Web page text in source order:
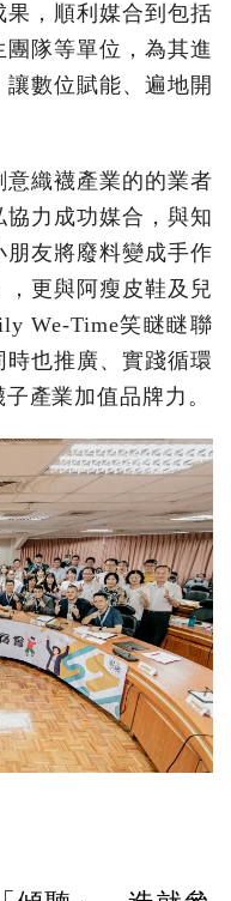
，順利媒合到包括
隊等單位，為其進
數位賦能、遍地開
織襪產業的的業者
協力成功媒合，與知
友將廢料變成手作
更與阿瘦皮鞋及兒
We-Time笑瞇瞇聯
也推廣、實踐循環
產業加值品牌力。